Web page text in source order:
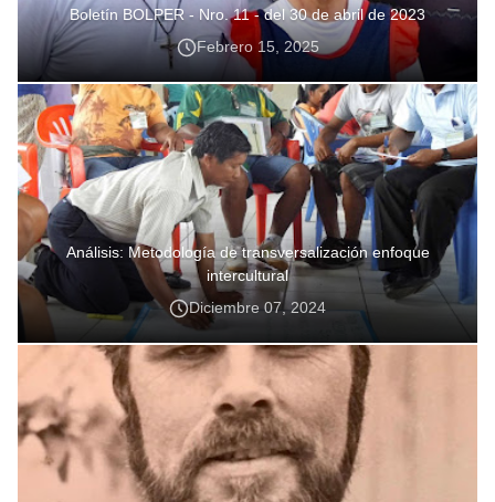
Boletín BOLPER - Nro. 11 - del 30 de abril de 2023
Febrero 15, 2025
Análisis: Metodología de transversalización enfoque
intercultural
Diciembre 07, 2024